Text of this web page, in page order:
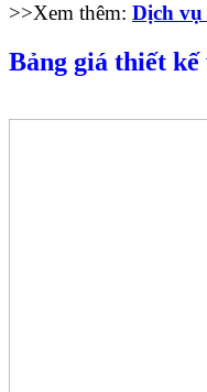
>>Xem thêm: Dịch vụ
Bảng giá thiết kế